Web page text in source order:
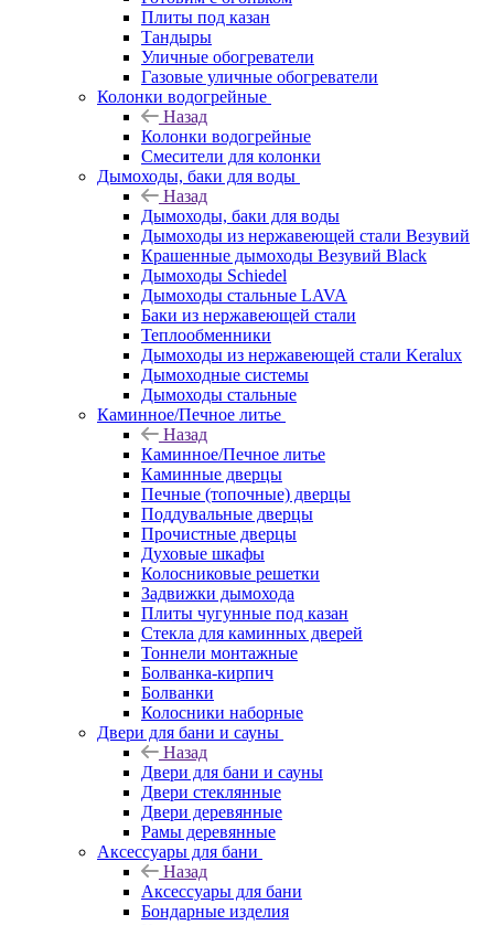
Плиты под казан
Тандыры
Уличные обогреватели
Газовые уличные обогреватели
Колонки водогрейные
Назад
Колонки водогрейные
Смесители для колонки
Дымоходы, баки для воды
Назад
Дымоходы, баки для воды
Дымоходы из нержавеющей стали Везувий
Крашенные дымоходы Везувий Black
Дымоходы Schiedel
Дымоходы стальные LAVA
Баки из нержавеющей стали
Теплообменники
Дымоходы из нержавеющей стали Keralux
Дымоходные системы
Дымоходы стальные
Каминное/Печное литье
Назад
Каминное/Печное литье
Каминные дверцы
Печные (топочные) дверцы
Поддувальные дверцы
Прочистные дверцы
Духовые шкафы
Колосниковые решетки
Задвижки дымохода
Плиты чугунные под казан
Стекла для каминных дверей
Тоннели монтажные
Болванка-кирпич
Болванки
Колосники наборные
Двери для бани и сауны
Назад
Двери для бани и сауны
Двери стеклянные
Двери деревянные
Рамы деревянные
Аксессуары для бани
Назад
Аксессуары для бани
Бондарные изделия